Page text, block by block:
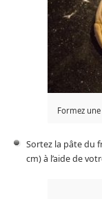
Formez
Sortez la pâte du
cm) à l’aide de